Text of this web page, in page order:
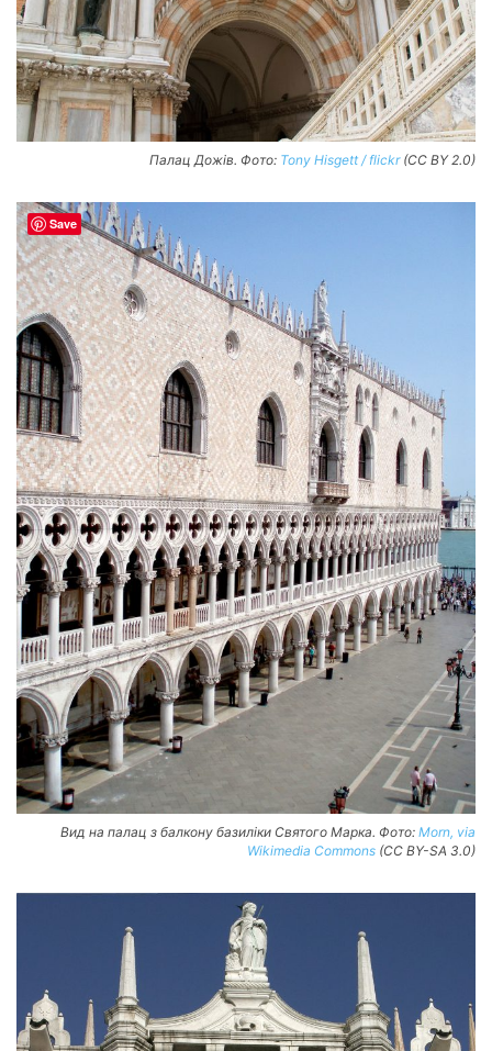
Палац Дожів. Фото: Tony Hisgett / flickr(CC BY 2.0)
Вид на палац з балкону базиліки Святого Марка. Фото: Morn, via
Wikimedia Commons (CC BY-SA 3.0)
Save